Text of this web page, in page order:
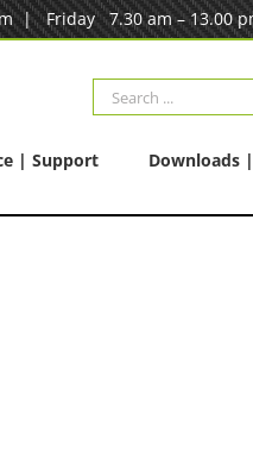
| Friday 7.30 am – 13.00
Search
for:
| Support Downloads